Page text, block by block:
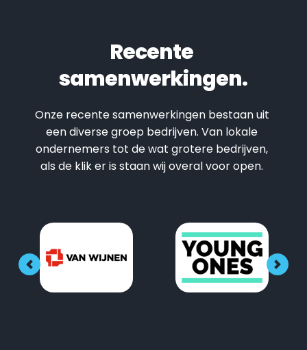
Recente
samenwerkingen.
Onze recente samenwerkingen bestaan uit
een diverse groep bedrijven. Van lokale
ondernemers tot de wat grotere bedrijven,
als de klik er is staan wij overal voor open.